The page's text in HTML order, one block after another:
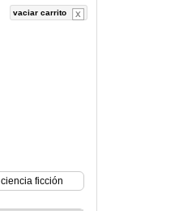
vaciar carrito
ciencia ficción